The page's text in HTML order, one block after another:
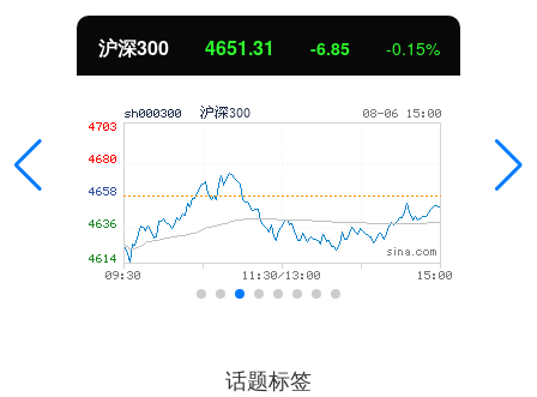
沪深300 4651.31 -6.85 -0.15%
话题标签